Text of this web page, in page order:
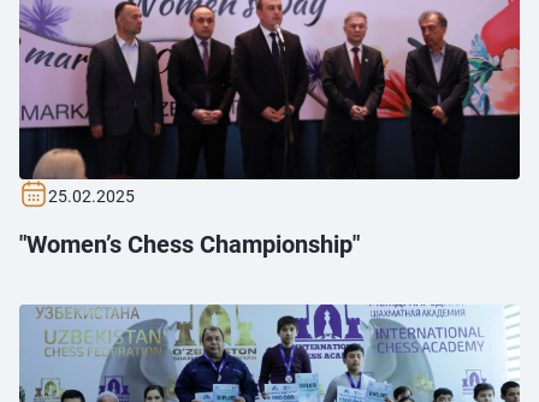
25.02.2025
"Women’s Chess Championship"